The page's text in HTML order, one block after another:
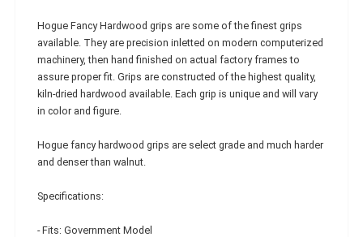
Hogue Fancy Hardwood grips are some of the finest grips
available. They are precision inletted on modern computerized
machinery, then hand finished on actual factory frames to
assure proper fit. Grips are constructed of the highest quality,
kiln-dried hardwood available. Each grip is unique and will vary
in color and figure.
Hogue fancy hardwood grips are select grade and much harder
and denser than walnut.
Specifications:
- Fits: Government Model